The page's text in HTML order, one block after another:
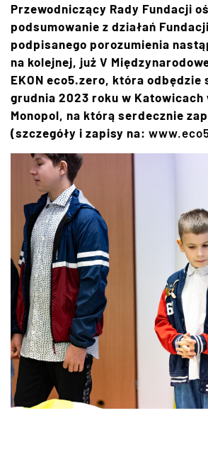
Przewodniczący Rady Fundacji
podsumowanie z działań
podpisanego porozumienia
na kolejnej, już V
EKON eco5.zero, która odbędzie
grudnia 2023 roku w Katowicach
Monopol, na którą serdecznie
(szczegóły i zapisy na: